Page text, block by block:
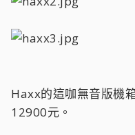
Haxx的這咖無音版機
12900元。